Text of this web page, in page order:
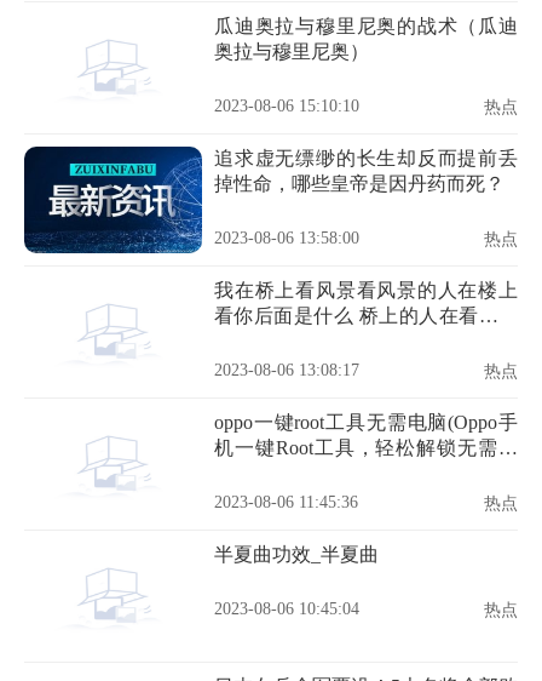
瓜迪奥拉与穆里尼奥的战术（瓜迪
奥拉与穆里尼奥）
2023-08-06 15:10:10 热点
追求虚无缥缈的长生却反而提前丢
掉性命，哪些皇帝是因丹药而死？
2023-08-06 13:58:00 热点
我在桥上看风景看风景的人在楼上
看你后面是什么 桥上的人在看风景
2023-08-06 13:08:17 热点
oppo一键root工具无需电脑(Oppo手
机一键Root工具，轻松解锁无需电
2023-08-06 11:45:36 热点
半夏曲功效_半夏曲
2023-08-06 10:45:04 热点